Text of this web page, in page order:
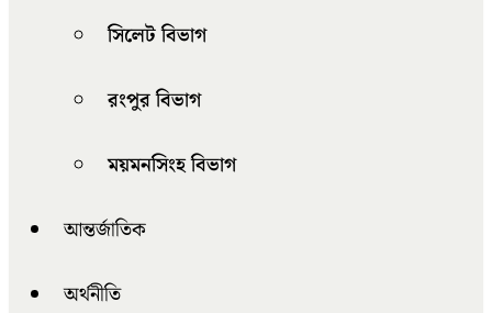
সিলেট বিভাগ
রংপুর বিভাগ
ময়মনসিংহ বিভাগ
আন্তর্জাতিক
অর্থনীতি